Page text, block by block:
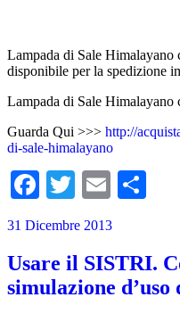
Lampada di Sale
disponibile per la spedizione
Lampada di Sale Himalayano
Guarda Qui >>> http://
di-sale-himalayano
Facebook
TwitterEmail
31 Dicembre 2013
Usare il SISTRI.
simulazione